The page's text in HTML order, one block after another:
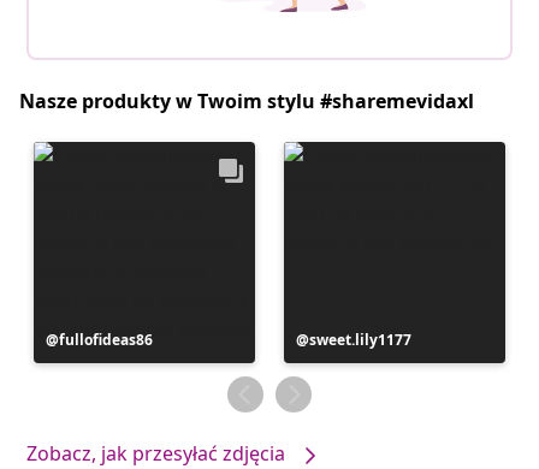
Nasze produkty w Twoim stylu #sharemevidaxl
Post
opublikowany
fullofideas86
Post
opublikowany
przez
sweet.lily1177
Zobacz, jak przesyłać zdjęcia